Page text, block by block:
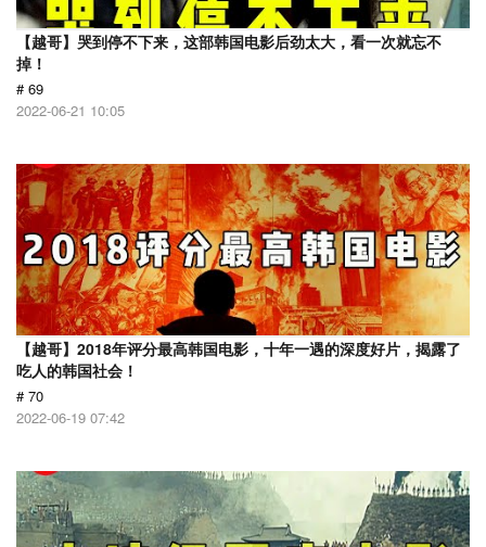
【越哥】哭到停不下来，这部韩国电影后劲太大，看一次就忘不
掉！
# 69
2022-06-21 10:05
【越哥】2018年评分最高韩国电影，十年一遇的深度好片，揭露了
吃人的韩国社会！
# 70
2022-06-19 07:42